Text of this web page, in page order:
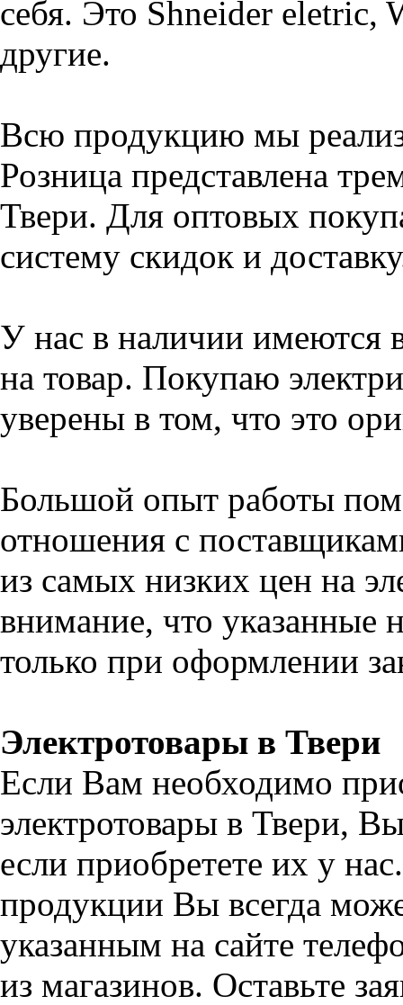
себя. Это Shneider eletric,
другие.
Всю продукцию мы
Розница представлена
Твери. Для оптовых
систему скидок и
У нас в наличии имеются
на товар. Покупаю
уверены в том, что это
Большой опыт работы
отношения с
из самых низких цен на
внимание, что указанные
только при оформлении
Электротовары в Твери
Если Вам необходимо
электротовары в Твери,
если приобретете их у
продукции Вы всегда
указанным на сайте
из магазинов. Оставьте